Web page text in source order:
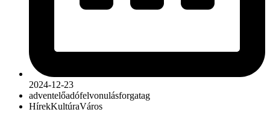
2024-12-23
adventelőadófelvonulásforgatag
HírekKultúraVáros